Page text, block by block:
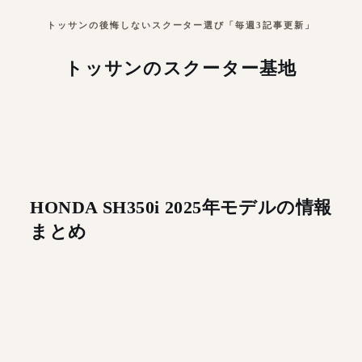
トッサンの後悔しないスクーター選び「毎週3記事更新」
トッサンのスクーター基地
HONDA SH350i 2025年モデルの情報
まとめ